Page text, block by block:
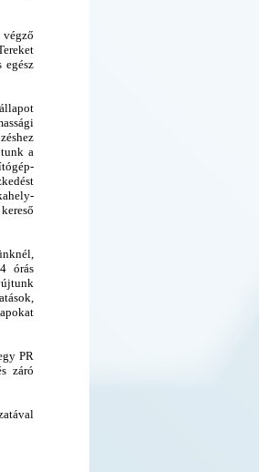
egész
a
órás
PR
záró